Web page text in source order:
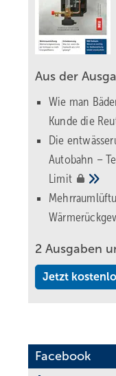
Aus der
Wie man
Kunde die
Die
Autobahn –
Limit
2 Ausgaben
Jetzt
Facebook